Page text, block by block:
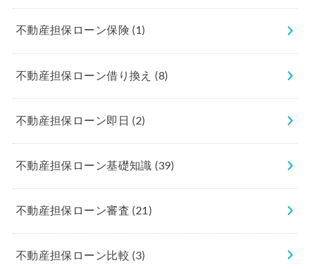
不動産担保ローン保険(1)
不動産担保ローン借り換え(8)
不動産担保ローン即日(2)
不動産担保ローン基礎知識(39)
不動産担保ローン審査(21)
不動産担保ローン比較(3)